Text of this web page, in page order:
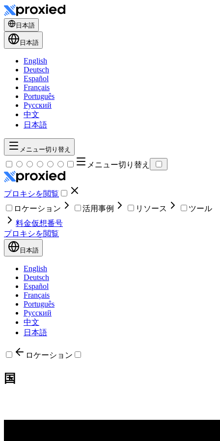
日本語
日本語
English
Deutsch
Español
Français
Português
Русский
中文
日本語
メニュー切り替え
メニュー切り替え
プロキシを閲覧
ロケーション
活用事例 リソース
ツール
料金仮想番号
プロキシを閲覧
日本語
English
Deutsch
Español
Français
Português
Русский
中文
日本語
ロケーション
国